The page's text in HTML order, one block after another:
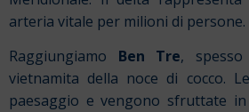
arteria vitale per milioni di persone.
Raggiungiamo Ben Tre,
vietnamita della noce di cocco.
paesaggio e vengono sfruttate